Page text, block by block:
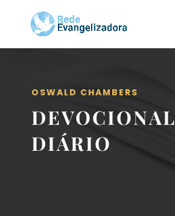
OSWALD CHAMBERS
DEVOCIONAL
DIÁRIO